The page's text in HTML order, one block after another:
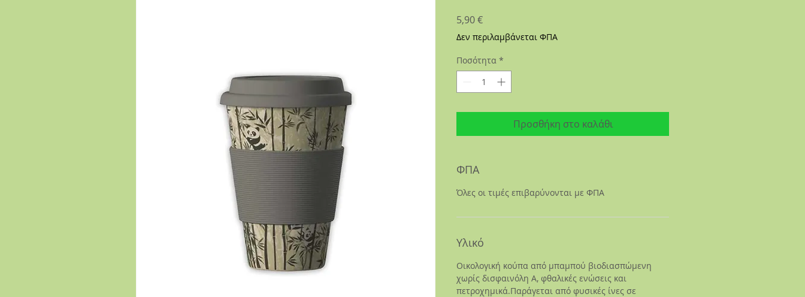
5,90 €Τιμή
Δεν περιλαμβάνεται ΦΠΑ
Ποσότητα *
Προσθήκη στο καλάθι
ΦΠΑ
Όλες οι τιμές επιβαρύνονται με ΦΠΑ
Υλικό
Οικολογική κούπα από μπαμπού βιοδιασπώμενη
χωρίς δισφαινόλη Α, φθαλικές ενώσεις και
πετροχημικά.Παράγεται από φυσικές ίνες σε